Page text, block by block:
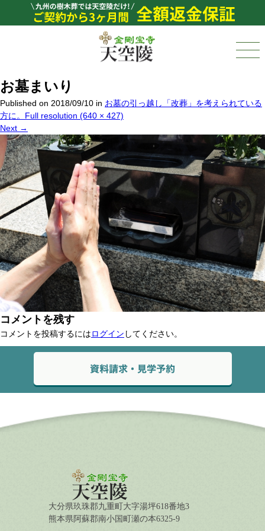
お墓まいり
Published on 2018/09/10 in お墓の引っ越し「改葬」を考えられている
方に。 Full resolution (640 × 427)
Next →
コメントを残す
コメントを投稿するにはログイン してください。
大分県玖珠郡九重町大字湯坪618番地3
熊本県阿蘇郡南小国町瀬の本6325-9